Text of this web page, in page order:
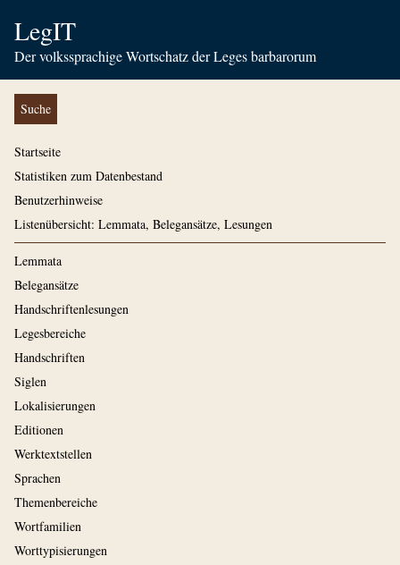
LegIT
Der volkssprachige Wortschatz der Leges barbarorum
Suche
Startseite
Statistiken zum Datenbestand
Benutzerhinweise
Listenübersicht: Lemmata, Belegansätze, Lesungen
Lemmata
Belegansätze
Handschriftenlesungen
Legesbereiche
Handschriften
Siglen
Lokalisierungen
Editionen
Werktextstellen
Sprachen
Themenbereiche
Wortfamilien
Worttypisierungen